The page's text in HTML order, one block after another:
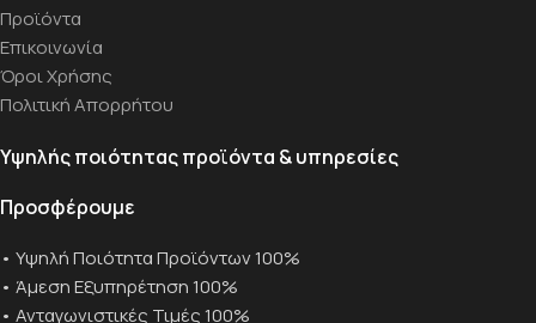
Προϊόντα
Επικοινωνία
Όροι Χρήσης
Πολιτική Απορρήτου
Υψηλής ποιότητας προϊόντα & υπηρεσίες
Προσφέρουμε
• Υψηλή Ποιότητα Προϊόντων 100%
• Άμεση Εξυπηρέτηση 100%
• Ανταγωνιστικές Τιμές 100%